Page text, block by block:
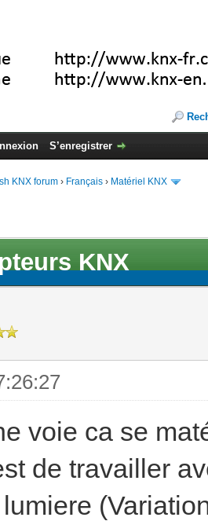
S’enregistrer
KNX forum › Français › Matériel KNX
KNX
voie ca se
de travailler